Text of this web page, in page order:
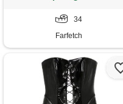
34
Farfetch